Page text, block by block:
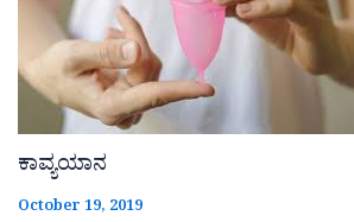
ಕಾವ್ಯಯಾನ
October 19, 2019